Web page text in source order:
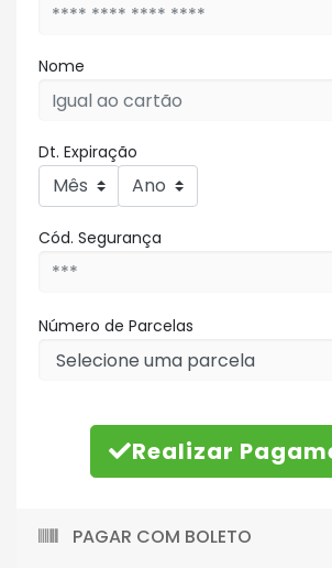
Nome
Dt. Expiração
Cód. Segurança
Número de Parcelas
Realizar
PAGAR COM BOLETO